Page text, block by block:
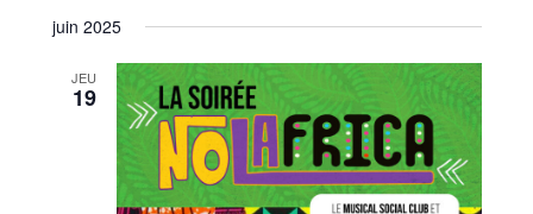
par
une
date.
juin 2025
JEU
19